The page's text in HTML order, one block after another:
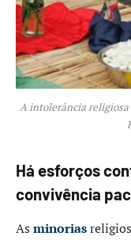
A intolerância religiosa
Há esforços
convivência
As minorias